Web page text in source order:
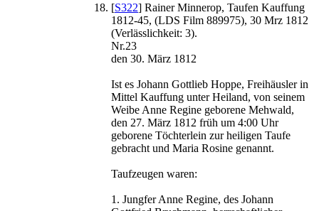
[S322] Rainer Minnerop, Taufen Kauffung
1812-45, (LDS Film 889975), 30 Mrz 1812
(Verlässlichkeit: 3).
Nr.23
den 30. März 1812
Ist es Johann Gottlieb Hoppe, Freihäusler in
Mittel Kauffung unter Heiland, von seinem
Weibe Anne Regine geborene Mehwald,
den 27. März 1812 früh um 4:00 Uhr
geborene Töchterlein zur heiligen Taufe
gebracht und Maria Rosine genannt.
Taufzeugen waren:
1. Jungfer Anne Regine, des Johann